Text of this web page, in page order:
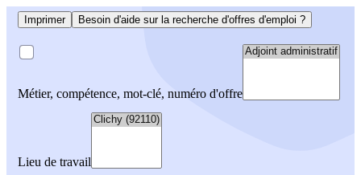
Imprimer Besoin d'aide sur la recherche d'offres d'emploi ?
Métier, compétence, mot-clé, numéro d'offre
Lieu de travail